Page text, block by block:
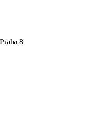
8